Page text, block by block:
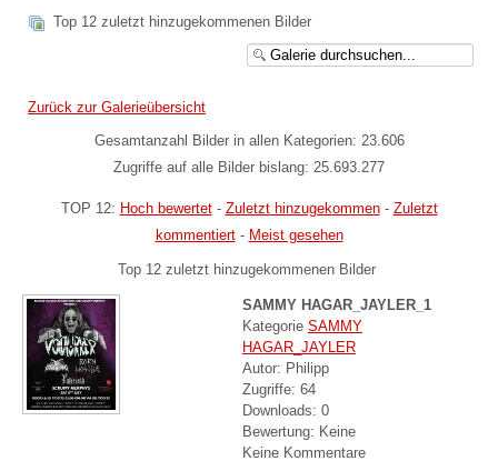
Top 12 zuletzt hinzugekommenen Bilder
Zurück zur Galerieübersicht
Gesamtanzahl Bilder in allen Kategorien: 23.606
Zugriffe auf alle Bilder bislang: 25.693.277
TOP 12: Hoch bewertet- Zuletzt hinzugekommen- Zuletzt
kommentiert- Meist gesehen
Top 12 zuletzt hinzugekommenen Bilder
SAMMY HAGAR_JAYLER_1
Kategorie SAMMY
HAGAR_JAYLER
Autor: Philipp
Zugriffe: 64
Downloads: 0
Bewertung: Keine
Keine Kommentare